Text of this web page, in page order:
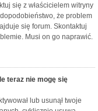
się z właścicielem witryny
że problem
się forum. Skontaktuj
Musi on go naprawić.
teraz nie mogę się
lub usunął twoje